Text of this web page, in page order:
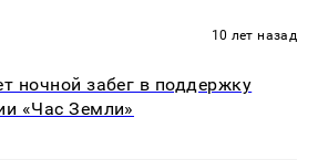
10 лет назад
ночной забег в поддержку
«Час Земли»